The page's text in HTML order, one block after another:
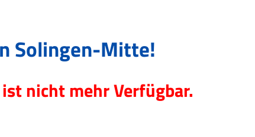
Solingen-Mitte!
nicht mehr Verfügbar.